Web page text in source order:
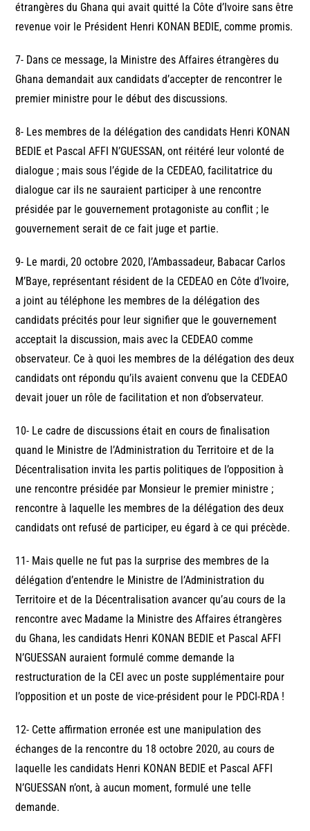
étrangères du Ghana qui avait quitté la Côte d’Ivoire sans être
revenue voir le Président Henri KONAN BEDIE, comme promis.
7- Dans ce message, la Ministre des Affaires étrangères du
Ghana demandait aux candidats d’accepter de rencontrer le
premier ministre pour le début des discussions.
8- Les membres de la délégation des candidats Henri KONAN
BEDIE et Pascal AFFI N’GUESSAN, ont réitéré leur volonté de
dialogue ; mais sous l’égide de la CEDEAO, facilitatrice du
dialogue car ils ne sauraient participer à une rencontre
présidée par le gouvernement protagoniste au conflit ; le
gouvernement serait de ce fait juge et partie.
9- Le mardi, 20 octobre 2020, l’Ambassadeur, Babacar Carlos
M’Baye, représentant résident de la CEDEAO en Côte d’Ivoire,
a joint au téléphone les membres de la délégation des
candidats précités pour leur signifier que le gouvernement
acceptait la discussion, mais avec la CEDEAO comme
observateur. Ce à quoi les membres de la délégation des deux
candidats ont répondu qu’ils avaient convenu que la CEDEAO
devait jouer un rôle de facilitation et non d’observateur.
10- Le cadre de discussions était en cours de finalisation
quand le Ministre de l’Administration du Territoire et de la
Décentralisation invita les partis politiques de l’opposition à
une rencontre présidée par Monsieur le premier ministre ;
rencontre à laquelle les membres de la délégation des deux
candidats ont refusé de participer, eu égard à ce qui précède.
11- Mais quelle ne fut pas la surprise des membres de la
délégation d’entendre le Ministre de l’Administration du
Territoire et de la Décentralisation avancer qu’au cours de la
rencontre avec Madame la Ministre des Affaires étrangères
du Ghana, les candidats Henri KONAN BEDIE et Pascal AFFI
N’GUESSAN auraient formulé comme demande la
restructuration de la CEI avec un poste supplémentaire pour
l’opposition et un poste de vice-président pour le PDCI-RDA !
12- Cette affirmation erronée est une manipulation des
échanges de la rencontre du 18 octobre 2020, au cours de
laquelle les candidats Henri KONAN BEDIE et Pascal AFFI
N’GUESSAN n’ont, à aucun moment, formulé une telle
demande.